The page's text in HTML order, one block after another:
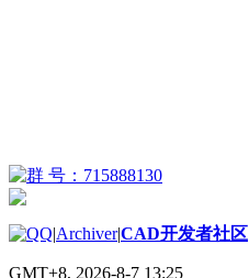
|Archiver|CAD开发者社区
GMT+8, 2026-8-7 13:25